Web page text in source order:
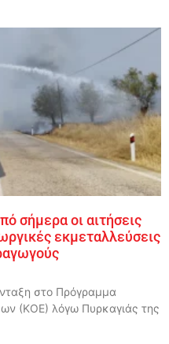
σήμερα οι αιτήσεις
εκμεταλλεύσεις
στο Πρόγραμμα
(ΚΟΕ) λόγω Πυρκαγιάς της